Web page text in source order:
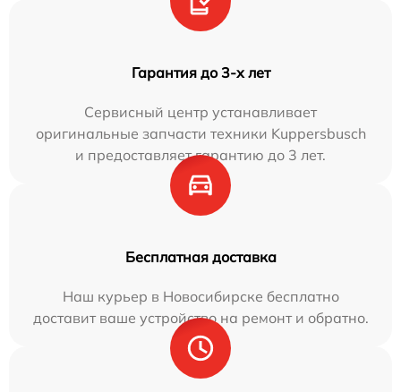
Гарантия до 3-х лет
Сервисный центр устанавливает
оригинальные запчасти техники Kuppersbusch
и предоставляет гарантию до 3 лет.
Бесплатная доставка
Наш курьер в Новосибирске бесплатно
доставит ваше устройство на ремонт и обратно.